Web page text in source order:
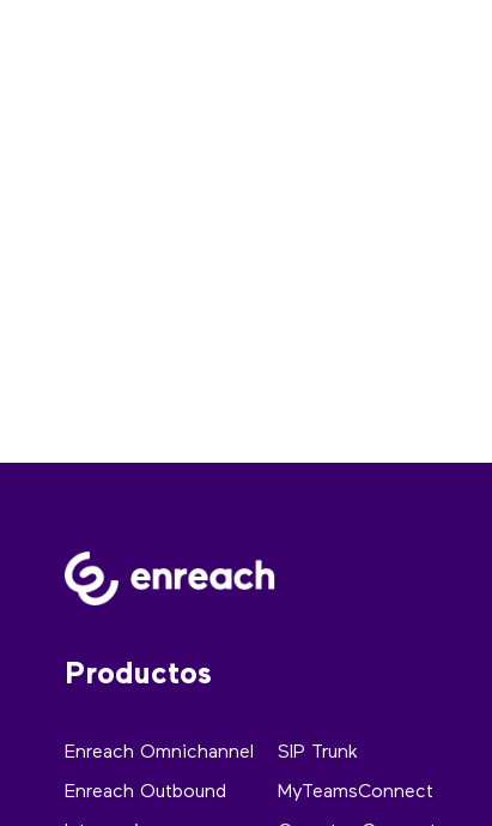
Productos
Enreach Omnichannel
Enreach Outbound
SIP Trunk
MyTeamsConnect